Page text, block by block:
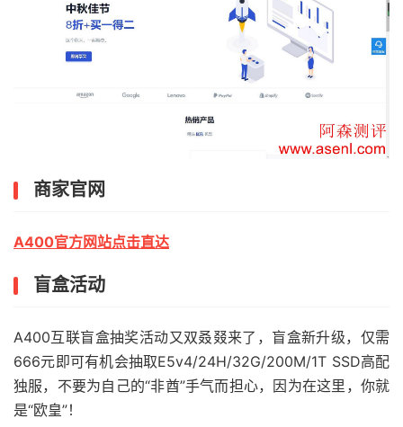
商家官网
A400官方网站点击直达
盲盒活动
A400互联盲盒抽奖活动又双叒叕来了，盲盒新升级，仅需
666元即可有机会抽取E5v4/24H/32G/200M/1T SSD高配
独服，不要为自己的“非酋”手气而担心，因为在这里，你就
是“欧皇”！